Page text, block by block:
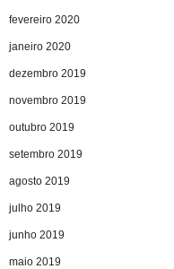
fevereiro 2020
janeiro 2020
dezembro 2019
novembro 2019
outubro 2019
setembro 2019
agosto 2019
julho 2019
junho 2019
maio 2019